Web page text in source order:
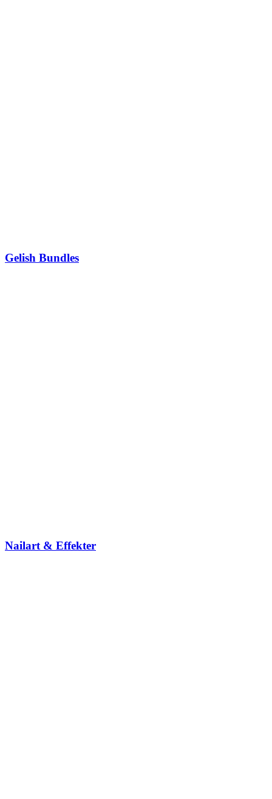
Gelish Bundles
Nailart & Effekter